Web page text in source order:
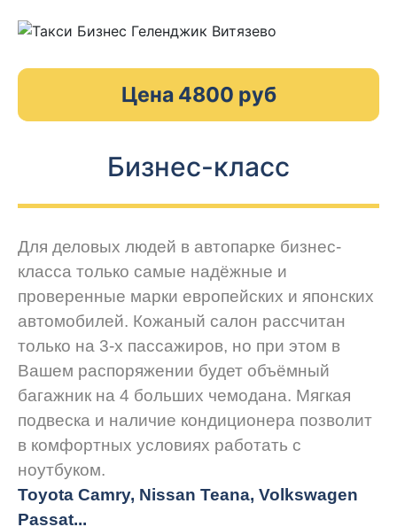
Цена 4800 руб
Бизнес-класс
Для деловых людей в автопарке бизнес-
класса только самые надёжные и
проверенные марки европейских и японских
автомобилей. Кожаный салон рассчитан
только на 3-х пассажиров, но при этом в
Вашем распоряжении будет объёмный
багажник на 4 больших чемодана. Мягкая
подвеска и наличие кондиционера позволит
в комфортных условиях работать с
ноутбуком.
Toyota Camry, Nissan Teana, Volkswagen
Passat...